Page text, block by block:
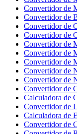
Convertidor de
Convertidor de
Convertidor de
Convertidor de
Convertidor de
Convertidor de
Convertidor de
Convertidor de
Convertidor de
Convertidor de
Calculadora de
Convertidor de
Calculadora de
Convertidor de